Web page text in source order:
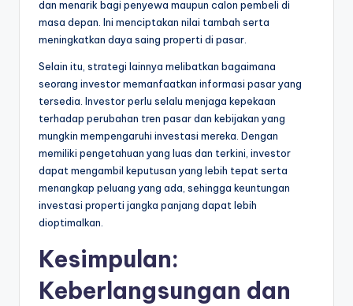
dan menarik bagi penyewa maupun calon pembeli di
masa depan. Ini menciptakan nilai tambah serta
meningkatkan daya saing properti di pasar.
Selain itu, strategi lainnya melibatkan bagaimana
seorang investor memanfaatkan informasi pasar yang
tersedia. Investor perlu selalu menjaga kepekaan
terhadap perubahan tren pasar dan kebijakan yang
mungkin mempengaruhi investasi mereka. Dengan
memiliki pengetahuan yang luas dan terkini, investor
dapat mengambil keputusan yang lebih tepat serta
menangkap peluang yang ada, sehingga keuntungan
investasi properti jangka panjang dapat lebih
dioptimalkan.
Kesimpulan:
Keberlangsungan dan